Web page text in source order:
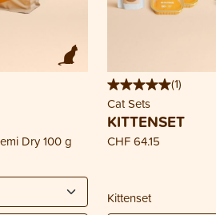
Dry 100 g
(1)
Cat Sets
KITTENSET
CHF 64.15
Kittenset